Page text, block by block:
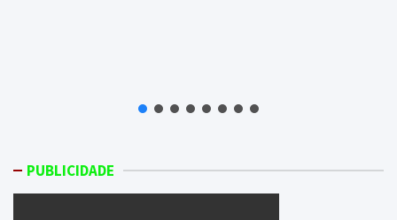
PUBLICIDADE